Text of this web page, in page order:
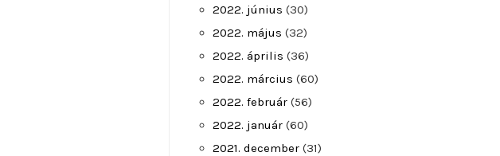
2022. június (30)
2022. május (32)
2022. április (36)
2022. március (60)
2022. február (56)
2022. január (60)
2021. december (31)